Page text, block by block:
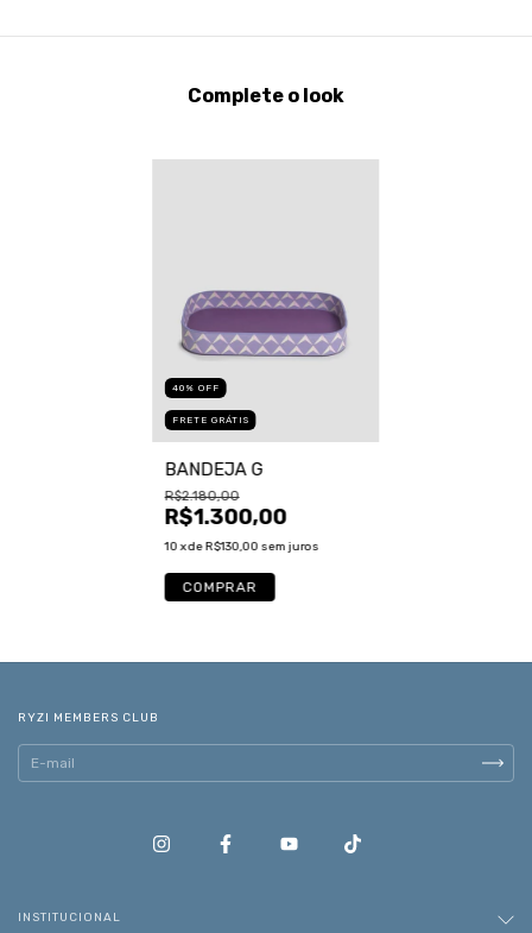
Complete o look
40 % OFF
FRETE GRÁTIS
BANDEJA G
R$2.180,00
R$1.300,00
10 x deR$130,00 sem juros
COMPRAR
RYZI MEMBERS CLUB
INSTITUCIONAL